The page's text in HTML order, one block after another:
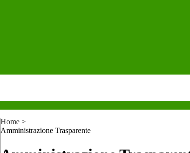
Home >
Amministrazione Trasparente